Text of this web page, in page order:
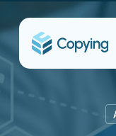
to
main
content